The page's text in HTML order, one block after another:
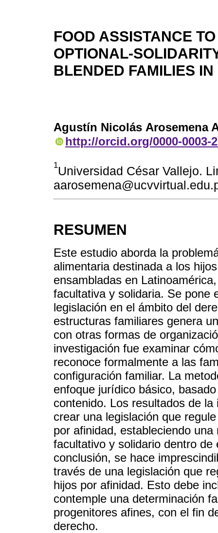
FOOD ASSISTANCE
OPTIONAL-
BLENDED FAMILIES
Agustín Nicolás Arosemena
http://orcid.org/0000-0003-
1Universidad César Vallejo.
RESUMEN
Este estudio aborda la
alimentaria destinada a los
ensambladas en
facultativa y solidaria. Se pone
legislación en el ámbito del
estructuras familiares genera
con otras formas de
investigación fue examinar
reconoce formalmente a las
configuración familiar. La
enfoque jurídico básico,
contenido. Los resultados de
crear una legislación que
por afinidad, estableciendo
facultativo y solidario dentro
conclusión, se hace
través de una legislación que
hijos por afinidad. Esto debe
contemple una determinación
progenitores afines, con el fin
derecho.